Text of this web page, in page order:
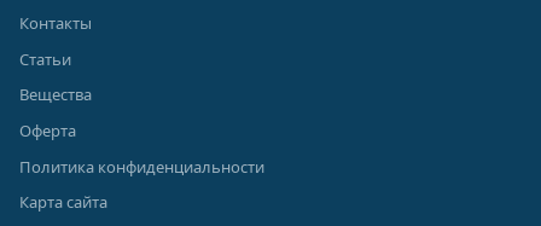
Контакты
Статьи
Вещества
Оферта
Политика конфиденциальности
Карта сайта